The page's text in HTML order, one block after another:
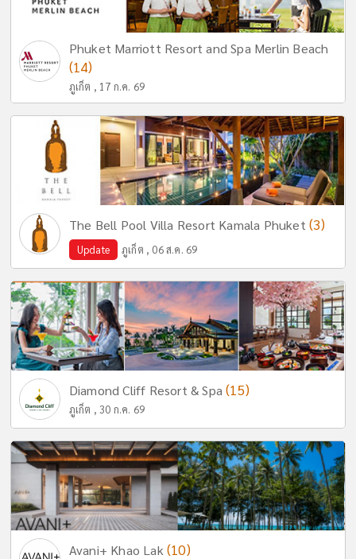
Phuket Marriott Resort and Spa Merlin Beach
(14)
ภูเก็ต , 17 ก.ค. 69
The Bell Pool Villa Resort Kamala Phuket (3)
Update ภูเก็ต , 06 ส.ค. 69
Diamond Cliff Resort & Spa(15)
ภูเก็ต , 30 ก.ค. 69
Avani+ Khao Lak (10)